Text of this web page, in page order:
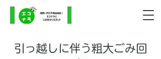
引っ越しに伴う粗大ごみ回